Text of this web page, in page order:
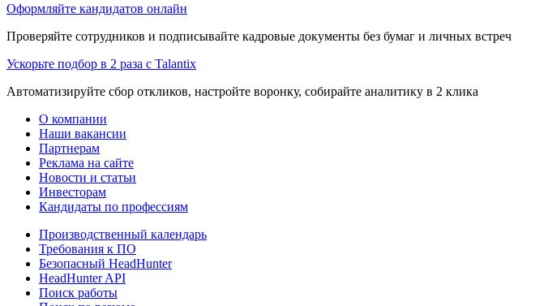
Оформляйте кандидатов онлайн
Проверяйте сотрудников и подписывайте кадровые документы без бумаг и личных встреч
Ускорьте подбор в 2 раза с Talantix
Автоматизируйте сбор откликов, настройте воронку, собирайте аналитику в 2 клика
О компании
Наши вакансии
Партнерам
Реклама на сайте
Новости и статьи
Инвесторам
Кандидаты по профессиям
Производственный календарь
Требования к ПО
Безопасный HeadHunter
HeadHunter API
Поиск работы